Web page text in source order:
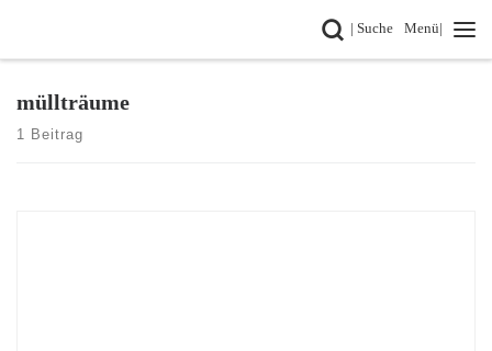
| SucheSearch
Menü|
müllträume
1 Beitrag